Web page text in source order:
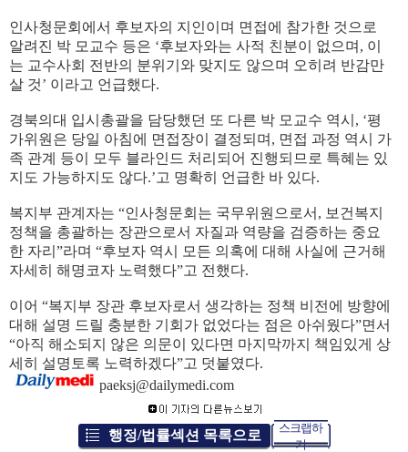
인사청문회에서 후보자의 지인이며 면접에 참가한 것으로
알려진 박 모교수 등은 ‘후보자와는 사적 친분이 없으며, 이
는 교수사회 전반의 분위기와 맞지도 않으며 오히려 반감만
살 것’ 이라고 언급했다.
경북의대 입시총괄을 담당했던 또 다른 박 모교수 역시, ‘평
가위원은 당일 아침에 면접장이 결정되며, 면접 과정 역시 가
족 관계 등이 모두 블라인드 처리되어 진행되므로 특혜는 있
지도 가능하지도 않다.’고 명확히 언급한 바 있다.
복지부 관계자는 “인사청문회는 국무위원으로서, 보건복지
정책을 총괄하는 장관으로서 자질과 역량을 검증하는 중요
한 자리”라며 “후보자 역시 모든 의혹에 대해 사실에 근거해
자세히 해명코자 노력했다”고 전했다.
이어 “복지부 장관 후보자로서 생각하는 정책 비전에 방향에
대해 설명 드릴 충분한 기회가 없었다는 점은 아쉬웠다”면서
“아직 해소되지 않은 의문이 있다면 마지막까지 책임있게 상
세히 설명토록 노력하겠다”고 덧붙였다.
paeksj@dailymedi.com
행정/법률섹션 목록으로
스크랩하
기